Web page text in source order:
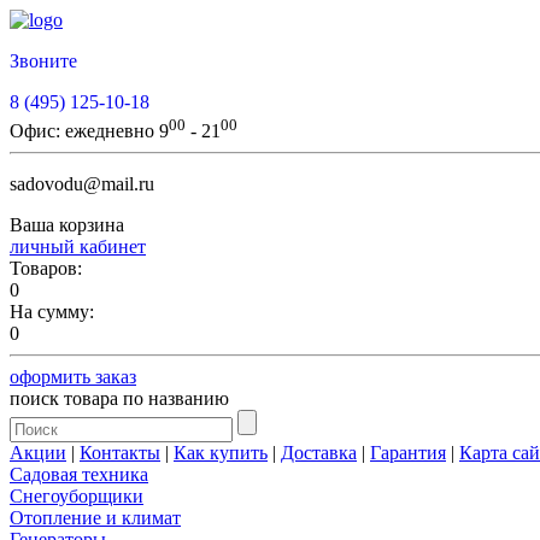
Звоните
8 (495) 125-10-18
Офис: ежедневно 900 - 21 00
sadovodu@mail.ru
Ваша корзина
личный кабинет
Товаров:
0
На сумму:
0
оформить заказ
поиск товара по названию
Акции | Контакты | Как купить | Доставка | Гарантия | Карта
Садовая техника
Снегоуборщики
Отопление и климат